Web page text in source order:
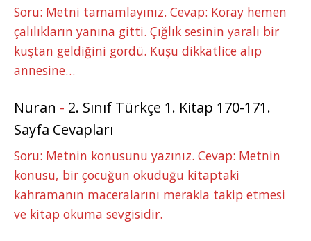
Soru: Metni tamamlayınız. Cevap: Koray hemen
çalılıkların yanına gitti. Çığlık sesinin yaralı bir
kuştan geldiğini gördü. Kuşu dikkatlice alıp
annesine…
Nuran - 2. Sınıf Türkçe 1. Kitap 170-171.
Sayfa Cevapları
Soru: Metnin konusunu yazınız. Cevap: Metnin
konusu, bir çocuğun okuduğu kitaptaki
kahramanın maceralarını merakla takip etmesi
ve kitap okuma sevgisidir.